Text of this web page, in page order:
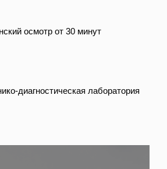
осмотр от 30 минут
диагностическая лаборатория
Мира, д. 95, стр.1
11